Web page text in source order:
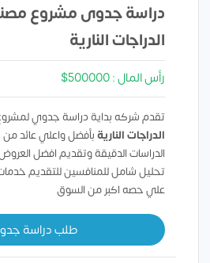
دراسة جدوى مشروع
الدراجات النارية
رأس المال : 500000$
تقدم شركه بداية دراسة جدوي
الدراجات الناريةبأفضل واعلي عائد
الدراسات الدقيقة وتقديم افضل
تحليل شامل للمنافسين للتقديم
علي حصه اكبر من السوق
طلب دراسة